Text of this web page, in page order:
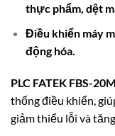
thực phẩm, dệt
Điều khiển máy
động hóa.
PLC FATEK FBS-
thống điều khiển,
giảm thiểu lỗi và